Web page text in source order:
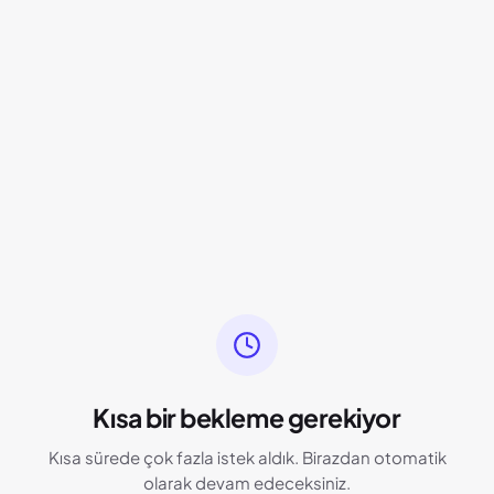
Kısa bir bekleme gerekiyor
Kısa sürede çok fazla istek aldık. Birazdan otomatik
olarak devam edeceksiniz.